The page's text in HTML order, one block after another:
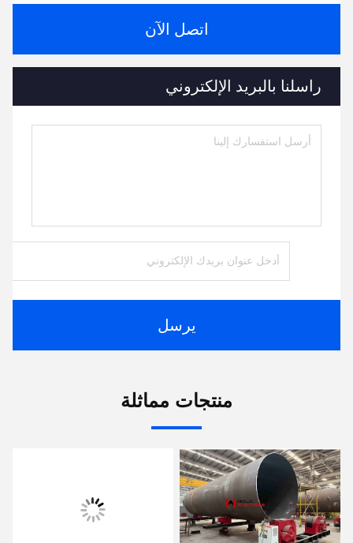
اتصل الآن
راسلنا بالبريد الإلكتروني
يرسل
منتجات مماثلة